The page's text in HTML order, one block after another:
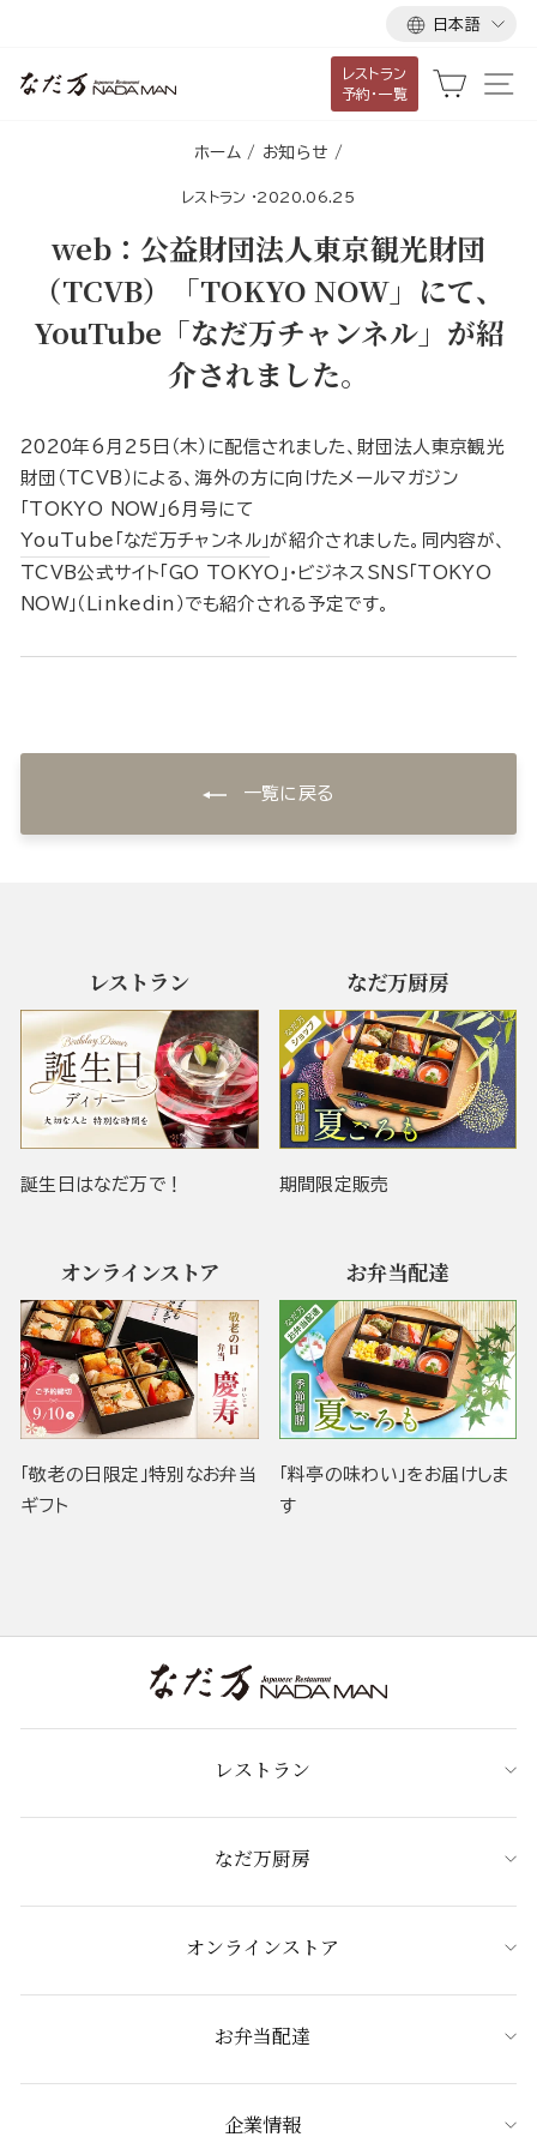
言
語
日本語
レストラン
予約・一覧
カート
ホーム / お知らせ /
レストラン ·2020.06.25
web：公益財団法人東京観光財団
（TCVB）「TOKYO NOW」にて、
YouTube「なだ万チャンネル」が紹
介されました。
2020年6月25日（木）に配信されました、財団法人東京観光
財団（TCVB）による、海外の方に向けたメールマガジン
「TOKYO NOW」6月号にて
YouTube「なだ万チャンネル」が紹介されました。同内容が、
TCVB公式サイト「GO TOKYO」・ビジネスSNS「TOKYO
NOW」（Linkedin）でも紹介される予定です。
一覧に戻る
レストラン
誕生日はなだ万で！
なだ万厨房
期間限定販売
オンラインストア
「敬老の日限定」特別なお弁当
ギフト
お弁当配達
「料亭の味わい」をお届けしま
す
レストラン
なだ万厨房
オンラインストア
お弁当配達
企業情報